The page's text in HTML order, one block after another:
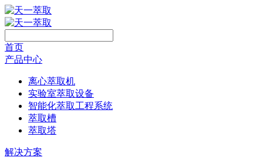
首页
产品中心
离心萃取机
实验室萃取设备
智能化萃取工程系统
萃取槽
萃取塔
解决方案